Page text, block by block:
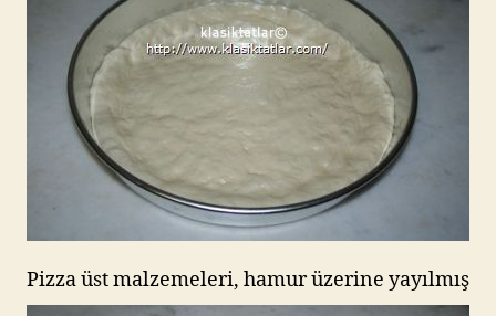
Pizza üst malzemeleri, hamur üzerine yayılmış